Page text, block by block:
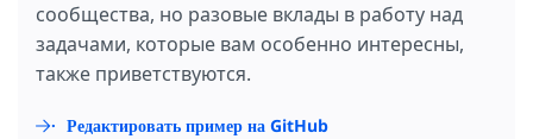
сообщества, но разовые вклады в работу над
задачами, которые вам особенно интересны,
также приветствуются.
Редактировать пример на GitHub